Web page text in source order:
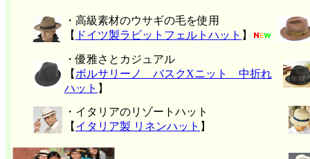
・高級素材のウサギの毛を使用
【 ドイツ製ラビットフェルトハット 】
・優雅さとカジュアル
【 ボルサリーノ バスクXニット 中折れ
ハット 】
・イタリアのリゾートハット
【 イタリア製 リネンハット 】